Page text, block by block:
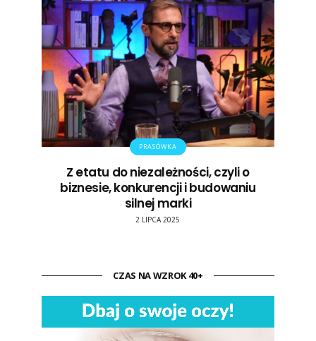
PRASÓWKA
Z etatu do niezależności, czyli o
biznesie, konkurencji i budowaniu
silnej marki
2 LIPCA 2025
CZAS NA WZROK 40+